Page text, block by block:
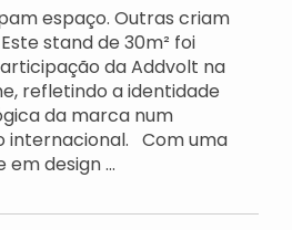
espaço. Outras criam
stand de 30m² foi
da Addvolt na
refletindo a identidade
da marca num
internacional. Com uma
design ...